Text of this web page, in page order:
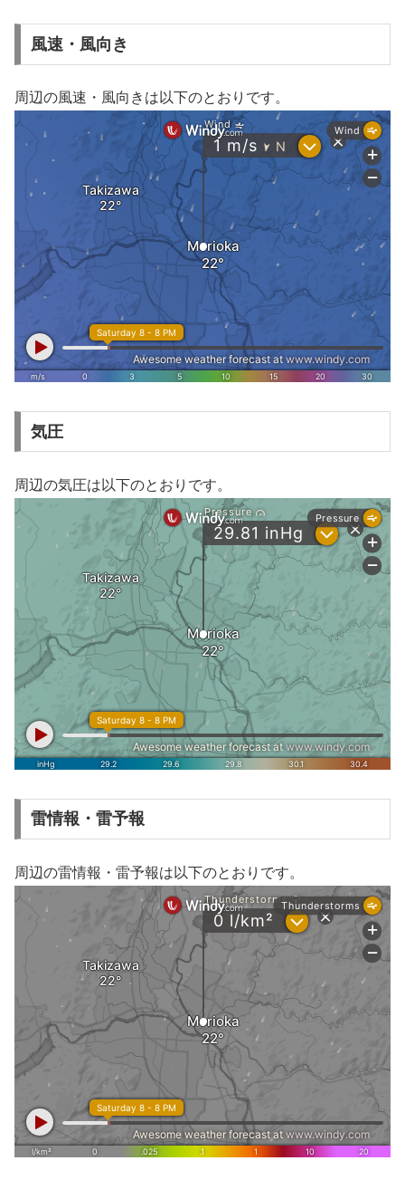
風速・風向き
周辺の風速・風向きは以下のとおりです。
気圧
周辺の気圧は以下のとおりです。
雷情報・雷予報
周辺の雷情報・雷予報は以下のとおりです。